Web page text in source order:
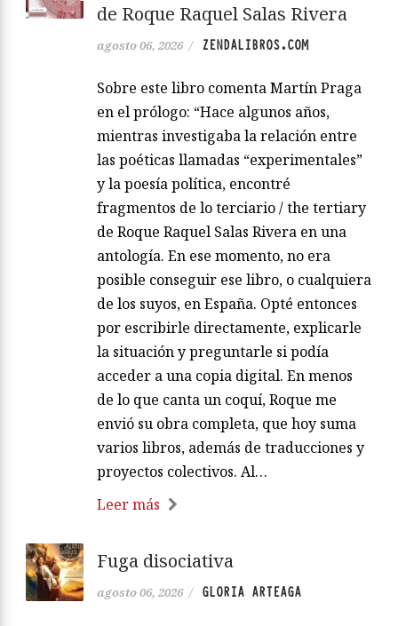
de Roque Raquel Salas Rivera
agosto 06, 2026 / ZENDALIBROS.COM
Sobre este libro comenta Martín Praga
en el prólogo: “Hace algunos años,
mientras investigaba la relación entre
las poéticas llamadas “experimentales”
y la poesía política, encontré
fragmentos de lo terciario / the tertiary
de Roque Raquel Salas Rivera en una
antología. En ese momento, no era
posible conseguir ese libro, o cualquiera
de los suyos, en España. Opté entonces
por escribirle directamente, explicarle
la situación y preguntarle si podía
acceder a una copia digital. En menos
de lo que canta un coquí, Roque me
envió su obra completa, que hoy suma
varios libros, además de traducciones y
proyectos colectivos. Al…
Leer más
Fuga disociativa
agosto 06, 2026 / GLORIA ARTEAGA